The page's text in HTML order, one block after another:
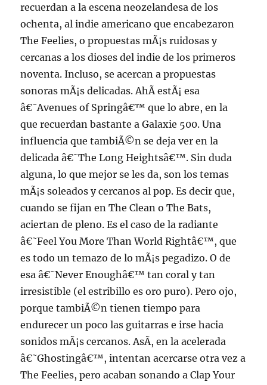
recuerdan a la escena neozelandesa de los
ochenta, al indie americano que encabezaron
The Feelies, o propuestas mÃ¡s ruidosas y
cercanas a los dioses del indie de los primeros
noventa. Incluso, se acercan a propuestas
sonoras mÃ¡s delicadas. AhÃ­ estÃ¡ esa
â€˜Avenues of Springâ€™ que lo abre, en la
que recuerdan bastante a Galaxie 500. Una
influencia que tambiÃ©n se deja ver en la
delicada â€˜The Long Heightsâ€™. Sin duda
alguna, lo que mejor se les da, son los temas
mÃ¡s soleados y cercanos al pop. Es decir que,
cuando se fijan en The Clean o The Bats,
aciertan de pleno. Es el caso de la radiante
â€˜Feel You More Than World Rightâ€™, que
es todo un temazo de lo mÃ¡s pegadizo. O de
esa â€˜Never Enoughâ€™ tan coral y tan
irresistible (el estribillo es oro puro). Pero ojo,
porque tambiÃ©n tienen tiempo para
endurecer un poco las guitarras e irse hacia
sonidos mÃ¡s cercanos. AsÃ­, en la acelerada
â€˜Ghostingâ€™, intentan acercarse otra vez a
The Feelies, pero acaban sonando a Clap Your